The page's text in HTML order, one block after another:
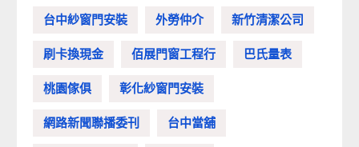
台中紗窗門安裝 外勞仲介 新竹清潔公司
刷卡換現金 佰展門窗工程行 巴氏量表
桃園傢俱 彰化紗窗門安裝
網路新聞聯播委刊 台中當舖